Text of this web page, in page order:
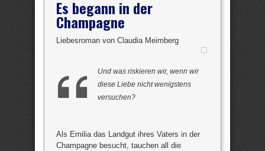
Es begann in der
Champagne
Liebesroman von Claudia Meimberg
Und was riskieren wir, wenn wir
diese Liebe nicht wenigstens
versuchen?
Als Emilia das Landgut ihres Vaters in der
Champagne besucht, tauchen all die